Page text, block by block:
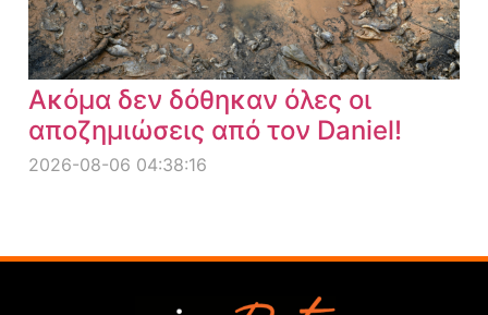
Ακόμα δεν δόθηκαν όλες οι
αποζημιώσεις από τον Daniel!
2026-08-06 04:38:16